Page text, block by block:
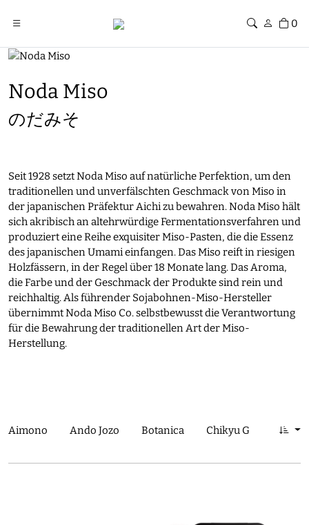
0
Noda Miso
のだみそ
Seit 1928 setzt Noda Miso auf natürliche Perfektion, um den
traditionellen und unverfälschten Geschmack von Miso in
der japanischen Präfektur Aichi zu bewahren. Noda Miso hält
sich akribisch an altehrwürdige Fermentationsverfahren und
produziert eine Reihe exquisiter Miso-Pasten, die die Essenz
des japanischen Umami einfangen. Das Miso reift in riesigen
Holzfässern, in der Regel über 18 Monate lang. Das Aroma,
die Farbe und der Geschmack der Produkte sind rein und
reichhaltig. Als führender Sojabohnen-Miso-Hersteller
übernimmt Noda Miso Co. selbstbewusst die Verantwortung
für die Bewahrung der traditionellen Art der Miso-
Herstellung.
Aimono Ando Jozo Botanica Chikyu Greetings